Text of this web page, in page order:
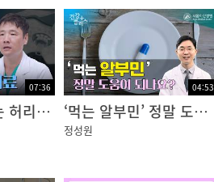
07:36
쉬어도 낫지 않는 허리 통증, 척추암일 수 있습니다 | 회복을 앞당기는 최신 치료법
04:53
‘먹는 알부민’ 정말 도움이 되나요? | 건강플러스
정성원